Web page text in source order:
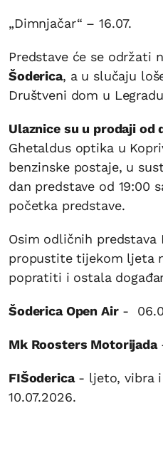
„Dimnjačar“ – 16.07.
Predstave će se održati
Šoderica, a u slučaju
Društveni dom u
Ulaznice su u prodaji od
Ghetaldus optika u
benzinske postaje, u
dan predstave od 19:00
početka predstave.
Osim odličnih predstava
propustite tijekom ljeta
popratiti i ostala
Šoderica Open Air-
Mk Roosters Motorijada
FIŠoderica- ljeto, vibra i
10.07.2026.